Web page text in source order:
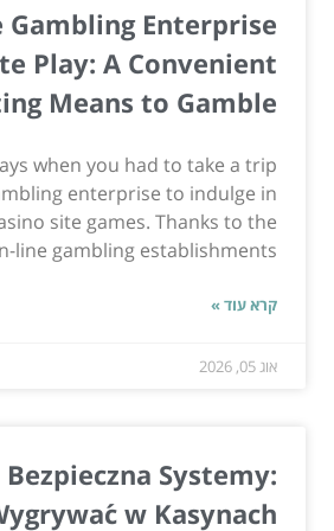
Gambling Enterprise
Play: A Convenient
Means to Gamble
when you had to take a trip
enterprise to indulge in
site games. Thanks to the
line gambling establishments...
קרא עוד »
אוג 05, 2026
Systemy:
w Kasynach